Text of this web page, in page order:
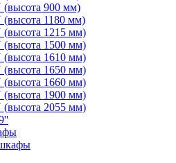
(высота 900 мм)
(высота 1180 мм)
(высота 1215 мм)
(высота 1500 мм)
(высота 1610 мм)
(высота 1650 мм)
(высота 1660 мм)
(высота 1900 мм)
(высота 2055 мм)